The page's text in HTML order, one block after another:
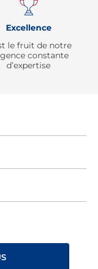
Excellence
le fruit de notre
constante
d’expertise